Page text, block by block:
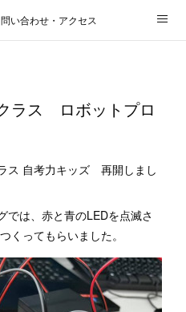
問い合わせ・アクセス
ラス ロボットプロ
ス 自考力キッズ 再開しまし
では、赤と青のLEDを点滅さ
くってもらいました。